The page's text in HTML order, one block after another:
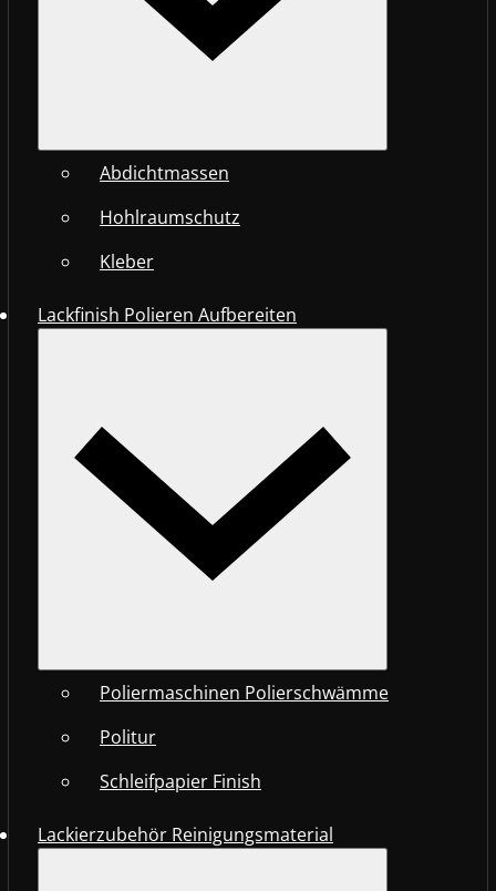
Abdichtmassen
Hohlraumschutz
Kleber
Lackfinish Polieren Aufbereiten
Poliermaschinen Polierschwämme
Politur
Schleifpapier Finish
Lackierzubehör Reinigungsmaterial